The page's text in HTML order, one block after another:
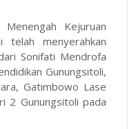
Kejuruan
telah menyerahkan
Sonifati Mendrofa
Gunungsitoli,
Gatimbowo Lase
2 Gunungsitoli pada